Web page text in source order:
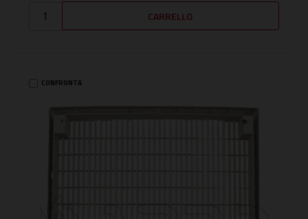
CONFRONTA